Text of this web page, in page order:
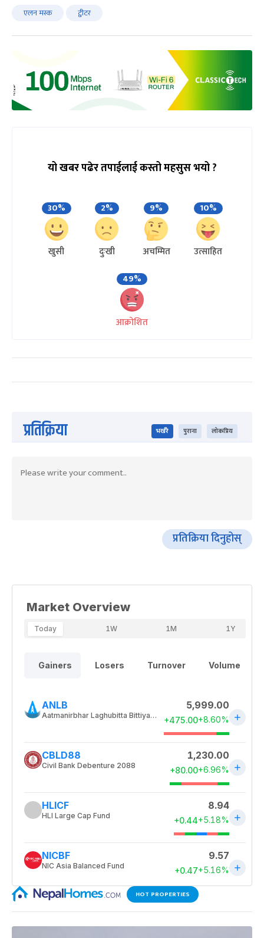
एलन मस्क ट्वीटर
यो खबर पढेर तपाईलाई कस्तो महसुस भयो ?
30%
खुसी
2%
दुःखी
9%
अचम्मित
10%
उत्साहित
49%
आक्रोशित
प्रतिक्रिया भर्खरै पुराना लोकप्रिय
प्रतिक्रिया दिनुहोस्
HOT PROPERTIES